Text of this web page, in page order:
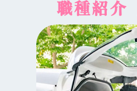
職種紹介